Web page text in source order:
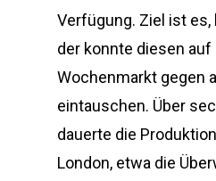
Verfügung. Ziel ist
der konnte diesen auf
Wochenmarkt gegen
eintauschen. Über
dauerte die
London, etwa die